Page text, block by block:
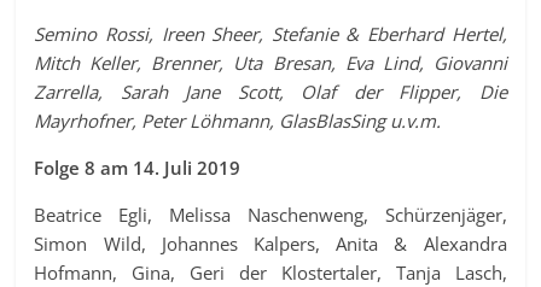
Semino Rossi, Ireen Sheer, Stefanie & Eberhard Hertel,
Mitch Keller, Brenner, Uta Bresan, Eva Lind, Giovanni
Zarrella, Sarah Jane Scott, Olaf der Flipper, Die
Mayrhofner, Peter Löhmann, GlasBlasSing u.v.m.
Folge 8 am 14. Juli 2019
Beatrice Egli, Melissa Naschenweng, Schürzenjäger,
Simon Wild, Johannes Kalpers, Anita & Alexandra
Hofmann, Gina, Geri der Klostertaler, Tanja Lasch,